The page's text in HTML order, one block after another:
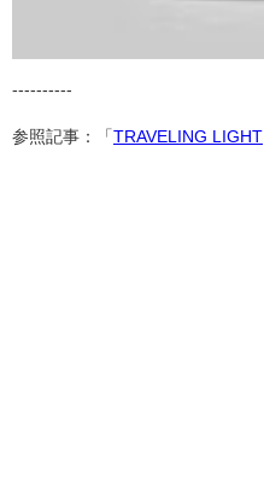
----------
参照記事：「 TRAVELING LIGHT